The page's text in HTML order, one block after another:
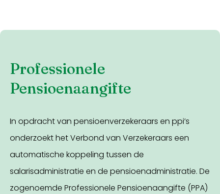
Professionele
Pensioenaangifte
In opdracht van pensioenverzekeraars en ppi’s
onderzoekt het Verbond van Verzekeraars een
automatische koppeling tussen de
salarisadministratie en de pensioenadministratie. De
zogenoemde Professionele Pensioenaangifte (PPA)